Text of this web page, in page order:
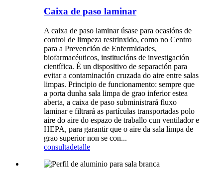
Caixa de paso laminar
A caixa de paso laminar úsase para ocasións de
control de limpeza restrinxido, como no Centro
para a Prevención de Enfermidades,
biofarmacéuticos, institucións de investigación
científica. É un dispositivo de separación para
evitar a contaminación cruzada do aire entre salas
limpas. Principio de funcionamento: sempre que
a porta dunha sala limpa de grao inferior estea
aberta, a caixa de paso subministrará fluxo
laminar e filtrará as partículas transportadas polo
aire do aire do espazo de traballo cun ventilador e
HEPA, para garantir que o aire da sala limpa de
grao superior non se con...
consultadetalle